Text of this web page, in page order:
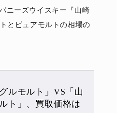
ニーズウイスキー『山崎
とピュアモルトの相場の
ルモルト」VS「山
ト」、買取価格は